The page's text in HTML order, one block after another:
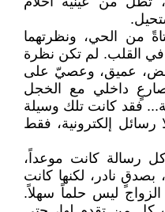
من الحي، ونظرتهما
القلب. لم تكن نظرة
عميق، وعصيّ على
داخلي مع الخجل
فقد كانت تلك وسيلة
رسائل إلكترونية، فقط
رسالة كانت موعداً،
نادر، لكنها كانت
ليس حلماً سهلاً.